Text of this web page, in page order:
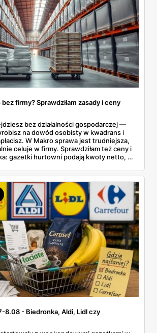
firmy? Sprawdziłam zasady i ceny
bez działalności gospodarczej —
na dowód osobisty w kwadrans i
W Makro sprawa jest trudniejsza,
celuje w firmy. Sprawdziłam też ceny i
gazetki hurtowni podają kwoty netto, a
— ta sama kawa ziarnista kosztuje w
razy więcej niż w weekendowej
8.08 - Biedronka, Aldi, Lidl czy